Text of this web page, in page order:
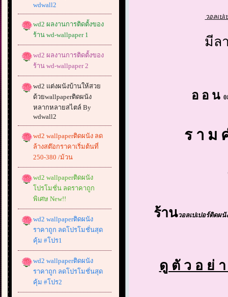
wdwall2
wd2 ผลงานการติดตั้งของ
ร้าน wd-wallpaper 1
wd2 ผลงานการติดตั้งของ
ร้าน wd-wallpaper 2
wd2 แต่งผนังบ้านให้สวย
ด้วยwallpaperติดผนัง
หลากหลายสไตล์ By
wdwall2
wd2 wallpaperติดผนัง ลด
ล้างสต๊อกราคาเริ่มต้นที่
250-380 /ม้วน
wd2 wallpaperติดผนัง
โปรโมชั่น ลดราคาถูก
พิเศษ New!!
wd2 wallpaperติดผนัง
ราคาถูก ลดโปรโมชั่นสุด
คุ้ม #โปร1
wd2 wallpaperติดผนัง
ราคาถูก ลดโปรโมชั่นสุด
คุ้ม #โปร2
วอลเป
มีล
อ อ น
ร า ม
ร้านวอลเปเปอร์ติดผนั
ดู ตั ว อ ย่